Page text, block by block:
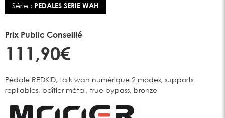
Série : PEDALES SERIE WAH
Prix Public Conseillé
111,90€
Pédale REDKID, talk wah numérique 2 modes, supports
repliables, boîtier métal, true bypass, bronze